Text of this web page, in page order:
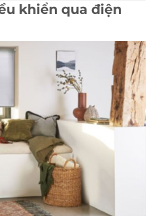
khiển qua điện